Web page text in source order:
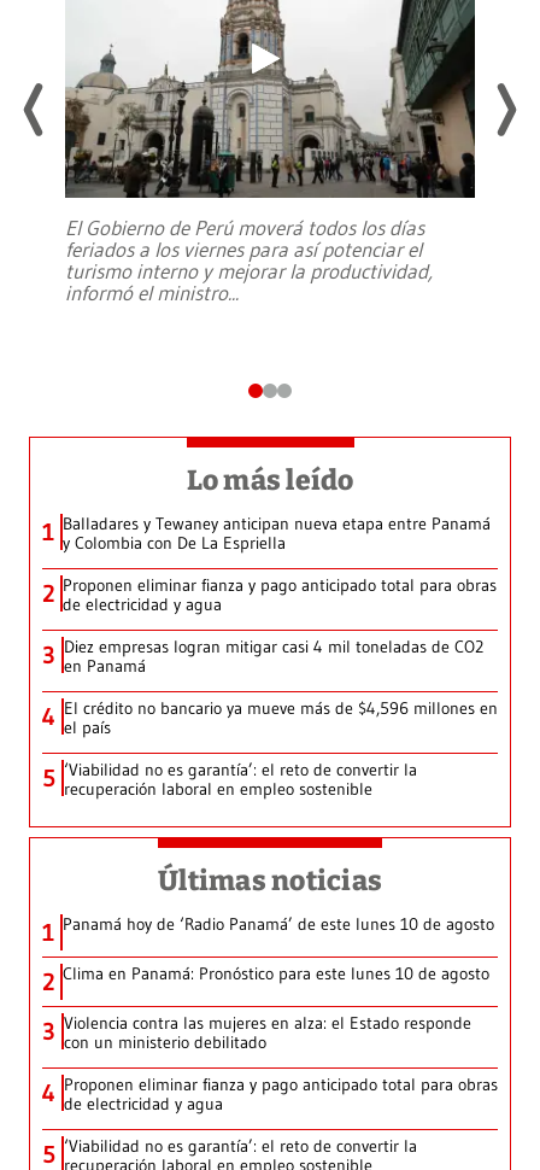
El Gobierno de Perú moverá todos los días
feriados a los viernes para así potenciar el
turismo interno y mejorar la productividad,
informó el ministro...
Lo más leído
1 Balladares y Tewaney anticipan nueva etapa entre Panamá
y Colombia con De La Espriella
2 Proponen eliminar fianza y pago anticipado total para obras
de electricidad y agua
3 Diez empresas logran mitigar casi 4 mil toneladas de CO2
en Panamá
4 El crédito no bancario ya mueve más de $4,596 millones en
el país
5 ‘Viabilidad no es garantía’: el reto de convertir la
recuperación laboral en empleo sostenible
Últimas noticias
1 Panamá hoy de ‘Radio Panamá’ de este lunes 10 de agosto
2 Clima en Panamá: Pronóstico para este lunes 10 de agosto
3 Violencia contra las mujeres en alza: el Estado responde
con un ministerio debilitado
4 Proponen eliminar fianza y pago anticipado total para obras
de electricidad y agua
5 ‘Viabilidad no es garantía’: el reto de convertir la